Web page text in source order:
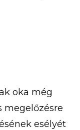
oka még
megelőzésre
esélyét